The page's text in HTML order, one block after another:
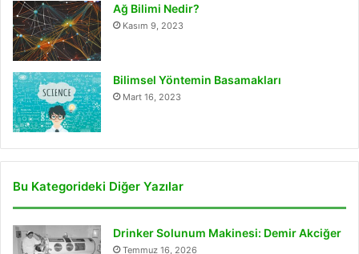
Ağ Bilimi Nedir?
Kasım 9, 2023
Bilimsel Yöntemin Basamakları
Mart 16, 2023
Bu Kategorideki Diğer Yazılar
Drinker Solunum Makinesi: Demir Akciğer
Temmuz 16, 2026